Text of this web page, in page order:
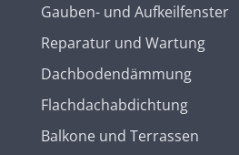
Gauben- und Aufkeilfenster
Reparatur und Wartung
Dachbodendämmung
Flachdachabdichtung
Balkone und Terrassen